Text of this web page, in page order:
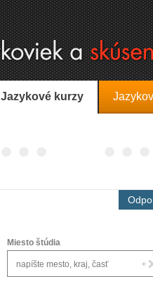
Jazykové kurzy
Miesto štúdia